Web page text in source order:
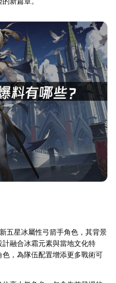
五星冰屬性弓箭手角色，其背景
融合冰霜元素與當地文化特
，為隊伍配置增添更多戰術可